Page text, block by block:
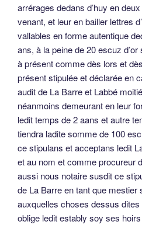
arrérages dedans d’huy en
venant, et leur en bailler lettres
vallables en forme autentique
ans, à la peine de 20 escuz
à présent comme dès lors et
présent stipulée et déclarée en
audit de La Barre et Labbé
néanmoins demeurant en leur
ledit temps de 2 aans et autre
tiendra ladite somme de 100
ce stipulans et acceptans ledit
et au nom et comme procureur
aussi nous notaire susdit ce
de La Barre en tant que mestier
auxquelles choses dessus
oblige ledit estably soy ses